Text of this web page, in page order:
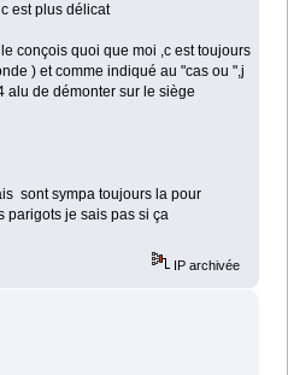
est plus délicat
conçois quoi que moi ,c est toujours
) et comme indiqué au "cas ou ",j
alu de démonter sur le siège
sont sympa toujours la pour
parigots je sais pas si ça
IP archivée